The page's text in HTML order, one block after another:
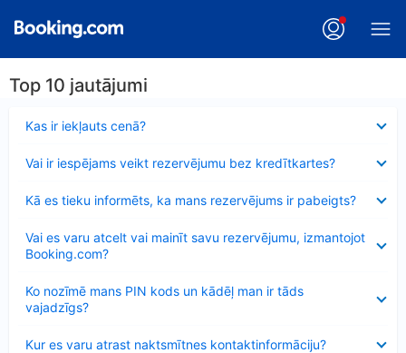
Top 10 jautājumi
Kas ir iekļauts cenā?
Vai ir iespējams veikt rezervējumu bez kredītkartes?
Kā es tieku informēts, ka mans rezervējums ir pabeigts?
Vai es varu atcelt vai mainīt savu rezervējumu, izmantojot
Booking.com?
Ko nozīmē mans PIN kods un kādēļ man ir tāds
vajadzīgs?
Kur es varu atrast naktsmītnes kontaktinformāciju?